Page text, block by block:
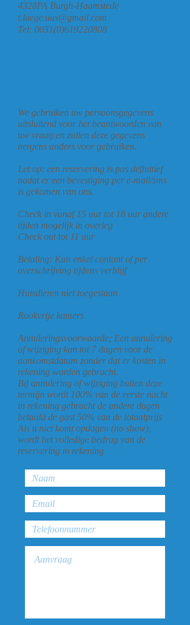
4328PA Burgh-Haamstede
t.laege.uus@gmail.com
Tel: 0031(0)619220808
We gebruiken uw persoonsgegevens
uitsluitend voor het beantwoorden van
uw vraag en zullen deze gegevens
nergens anders voor gebruiken.
Let op: een reservering is pas definitief
nadat er een bevestiging per e-mail/sms
is gekomen van ons.
Check in vanaf 15 uur tot 18 uur andere
tijden mogelijk in overleg
Check out tot 11 uur
Betaling: Kan enkel contant of per
overschrijving tijdens verblijf
Huisdieren niet toegestaan
Rookvrije kamers
Annuleringsvoorwaarde; Een annulering
of wijziging kan tot 7 dagen voor de
aankomstdatum zonder dat er kosten in
rekening worden gebracht.
Bij annulering of wijziging buiten deze
termijn wordt 100% van de eerste nacht
in rekening gebracht de andere dagen
betaald de gast 50% van de totaalprijs
Als u niet komt opdagen (no show),
wordt het volledige bedrag van de
reservering in rekening